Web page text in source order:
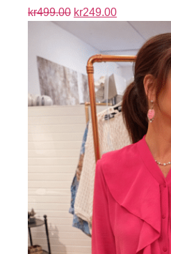
kr499.00 kr249.00